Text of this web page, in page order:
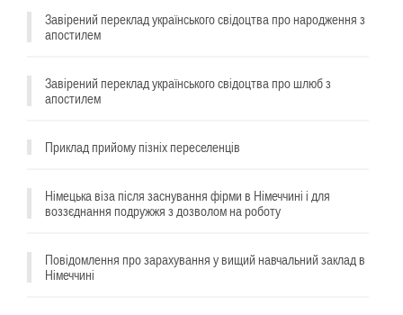
Завірений переклад українського свідоцтва про народження з
апостилем
Завірений переклад українського свідоцтва про шлюб з
апостилем
Приклад прийому пізніх переселенців
Німецька віза після заснування фірми в Німеччині і для
воззєднання подружжя з дозволом на роботу
Повідомлення про зарахування у вищий навчальний заклад в
Німеччині